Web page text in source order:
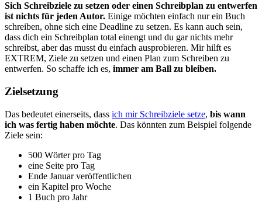
Sich Schreibziele zu setzen oder einen Schreibplan zu entwerfen
ist nichts für jeden Autor. Einige möchten einfach nur ein Buch
schreiben, ohne sich eine Deadline zu setzen. Es kann auch sein,
dass dich ein Schreibplan total einengt und du gar nichts mehr
schreibst, aber das musst du einfach ausprobieren. Mir hilft es
EXTREM, Ziele zu setzen und einen Plan zum Schreiben zu
entwerfen. So schaffe ich es, immer am Ball zu bleiben.
Zielsetzung
Das bedeutet einerseits, dass ich mir Schreibziele setze, bis wann
ich was fertig haben möchte. Das könnten zum Beispiel folgende
Ziele sein:
500 Wörter pro Tag
eine Seite pro Tag
Ende Januar veröffentlichen
ein Kapitel pro Woche
1 Buch pro Jahr